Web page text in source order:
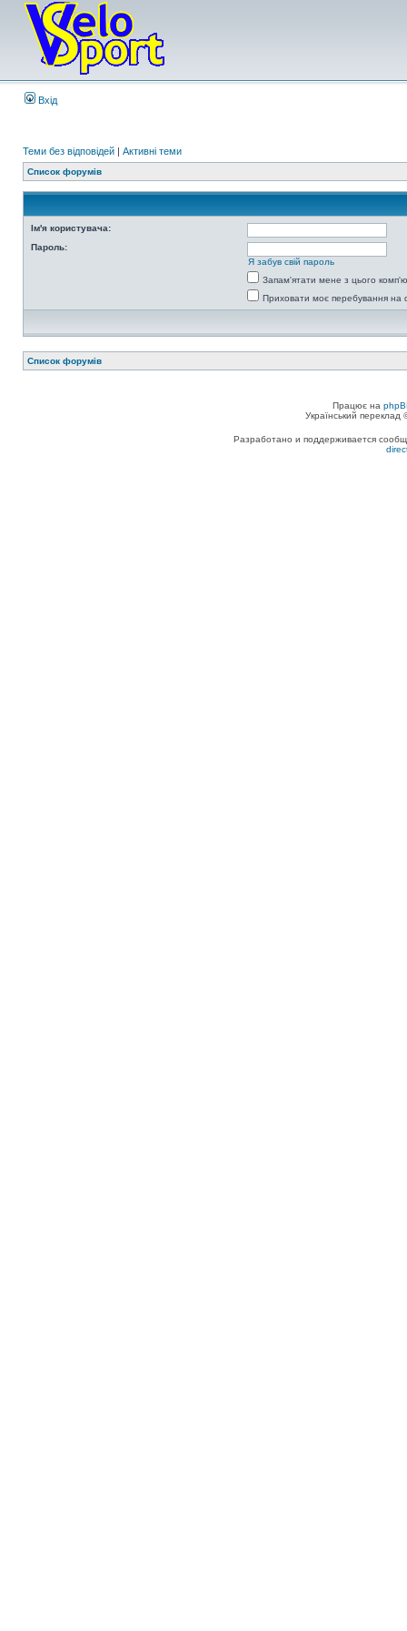
Вхід
Теми без відповідей | Активні теми
Список форумів
Ім'я користувача:
Пароль:
Я забув свій пароль
Запам'ятати мене з цього
Приховати моє перебування на
Список форумів
Працює на
Український
Разработано и поддерживается